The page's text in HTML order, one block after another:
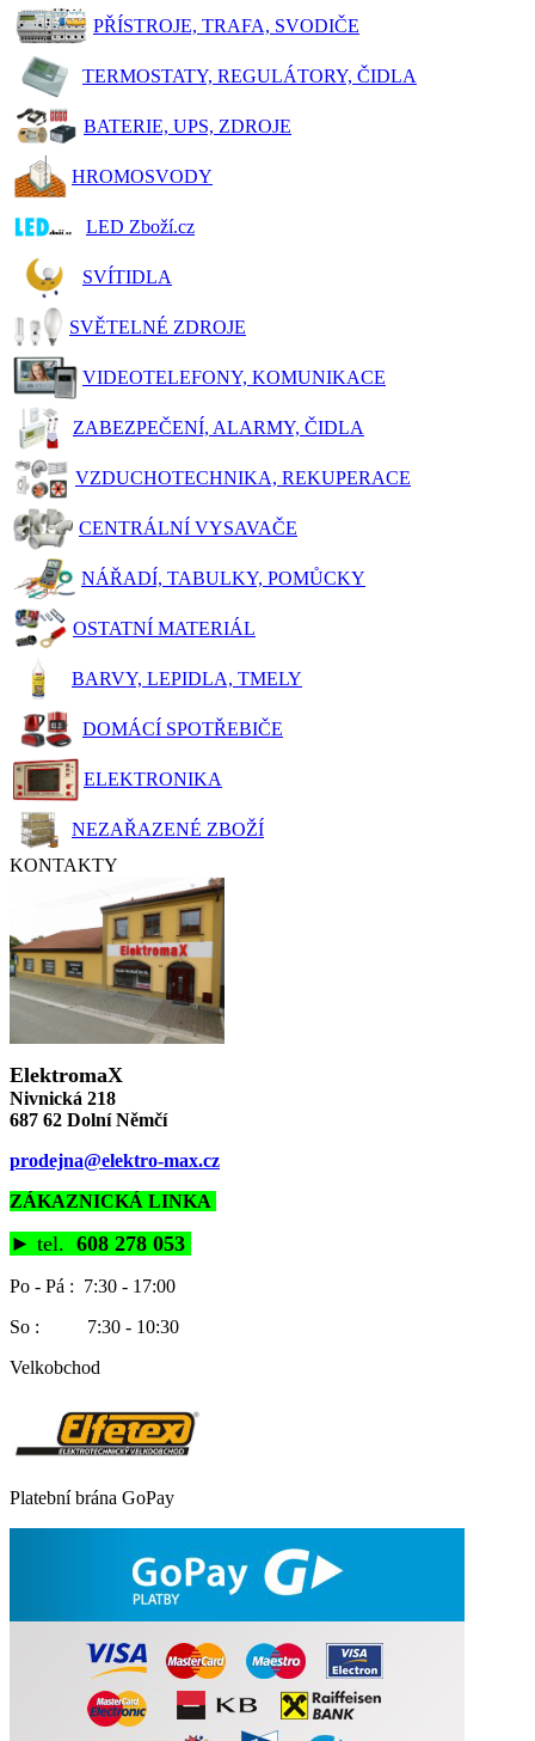
PŘÍSTROJE, TRAFA, SVODIČE
TERMOSTATY, REGULÁTORY, ČIDLA
BATERIE, UPS, ZDROJE
HROMOSVODY
LED Zboží.cz
SVÍTIDLA
SVĚTELNÉ ZDROJE
VIDEOTELEFONY, KOMUNIKACE
ZABEZPEČENÍ, ALARMY, ČIDLA
VZDUCHOTECHNIKA, REKUPERACE
CENTRÁLNÍ VYSAVAČE
NÁŘADÍ, TABULKY, POMŮCKY
OSTATNÍ MATERIÁL
BARVY, LEPIDLA, TMELY
DOMÁCÍ SPOTŘEBIČE
ELEKTRONIKA
NEZAŘAZENÉ ZBOŽÍ
KONTAKTY
ElektromaX
Nivnická 218
687 62 Dolní Němčí
prodejna@elektro-max.cz
ZÁKAZNICKÁ LINKA
► tel. 608 278 053
Po - Pá : 7:30 - 17:00
So : 7:30 - 10:30
Velkobchod
Platební brána GoPay